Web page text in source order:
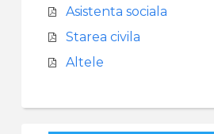
Asistenta sociala
Starea civila
Altele